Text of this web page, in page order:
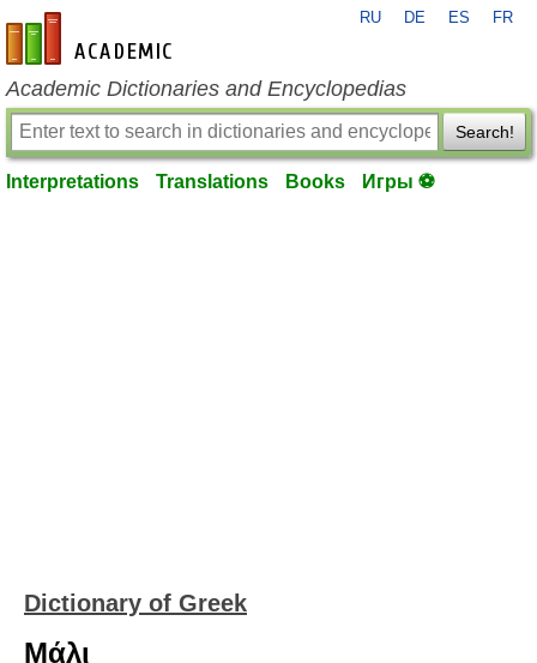
en-academic.com
RU DE ES FR
Academic Dictionaries and Encyclopedias
Search!
Interpretations Translations Books Игры ⚽
Dictionary of Greek
Μάλι